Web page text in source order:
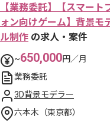
【業務委託】【スマート
ォン向けゲーム】背景モ
ル制作 の求人・案件
~650,000円／月
業務委託
3D背景モデラー
六本木（東京都）